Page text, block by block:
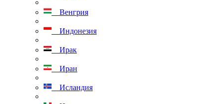
Венгрия
Индонезия
Ирак
Иран
Исландия